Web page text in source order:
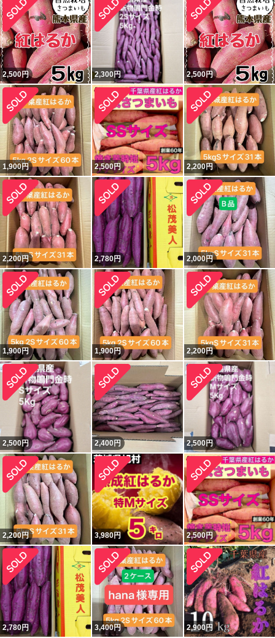
2,500円 2,300円 2,500円
1,900円 2,500円 2,200円
2,200円 2,780円 2,000円
1,900円 1,900円 2,200円
2,500円 2,400円 2,500円
2,200円 3,980円 2,500円
2,780円 3,400円 2,900円